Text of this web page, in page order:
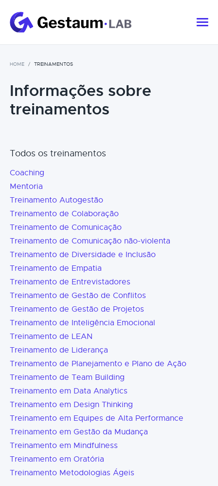
HOME TREINAMENTOS
Informações sobre
treinamentos
Todos os treinamentos
Coaching
Mentoria
Treinamento Autogestão
Treinamento de Colaboração
Treinamento de Comunicação
Treinamento de Comunicação não-violenta
Treinamento de Diversidade e Inclusão
Treinamento de Empatia
Treinamento de Entrevistadores
Treinamento de Gestão de Conflitos
Treinamento de Gestão de Projetos
Treinamento de Inteligência Emocional
Treinamento de LEAN
Treinamento de Liderança
Treinamento de Planejamento e Plano de Ação
Treinamento de Team Building
Treinamento em Data Analytics
Treinamento em Design Thinking
Treinamento em Equipes de Alta Performance
Treinamento em Gestão da Mudança
Treinamento em Mindfulness
Treinamento em Oratória
Treinamento Metodologias Ágeis